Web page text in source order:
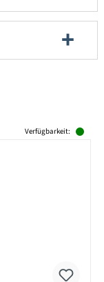
Verfügbarkeit: